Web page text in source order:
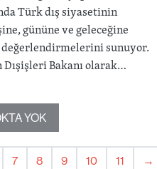
Türk dış siyasetinin
gününe ve geleceğine
sunuyor.
Dışişleri Bakanı olarak…
YOK
7 8 9 10 11 →